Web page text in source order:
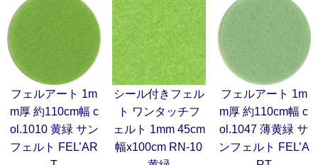
フェルアート 1m
m厚 約110cm幅 c
ol.1010 黄緑 サン
フェルト FEL’AR
シール付きフェル
ト ワンタッチフ
ェルト 1mm 45cm
幅x100cm RN-10
フェルアート 1m
m厚 約110cm幅 c
ol.1047 薄黄緑 サ
ンフェルト FEL’A